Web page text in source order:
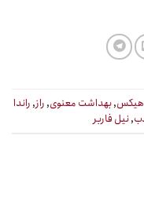
هیکس,بهداشت معنوی, راز, راندا
,نیل فاربر